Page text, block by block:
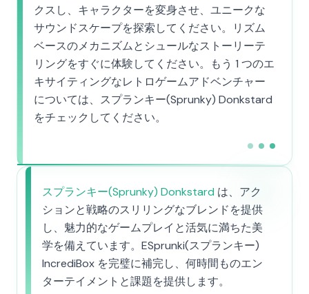
クスし、キャラクターを変身させ、ユニークな
サウンドスケープを探索してください。リズム
ベースのメカニズムとシュールなストーリーテ
リングをすぐに体験してください。もう 1 つのエ
キサイティングなレトロゲームアドベンチャー
については、スプランキー(Sprunky) Donkstard
をチェックしてください。
スプランキー(Sprunky) Donkstard は、アク
ションと戦略のスリリングなブレンドを提供
し、魅力的なゲームプレイと活気に満ちた美
学を備えています。ESprunki(スプランキー)
IncrediBox を完璧に補完し、何時間ものエン
ターテイメントと課題を提供します。